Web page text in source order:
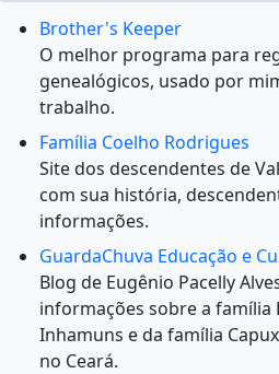
Brother's Keeper
O melhor programa para
genealógicos, usado por
trabalho.
Família Coelho Rodrigues
Site dos descendentes de
com sua história,
informações.
GuardaChuva Educação e
Blog de Eugênio Pacelly
informações sobre a família
Inhamuns e da família
no Ceará.